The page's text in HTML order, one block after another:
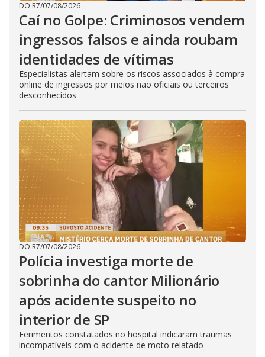
DO R7/07/08/2026
Caí no Golpe: Criminosos vendem
ingressos falsos e ainda roubam
identidades de vítimas
Especialistas alertam sobre os riscos associados à compra
online de ingressos por meios não oficiais ou terceiros
desconhecidos
DO R7/07/08/2026
Polícia investiga morte de
sobrinha do cantor Milionário
após acidente suspeito no
interior de SP
Ferimentos constatados no hospital indicaram traumas
incompatíveis com o acidente de moto relatado